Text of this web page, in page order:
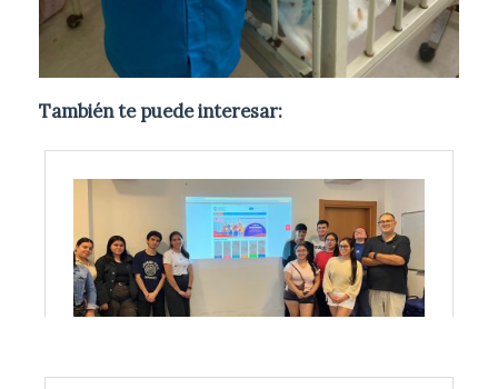
También te puede interesar: